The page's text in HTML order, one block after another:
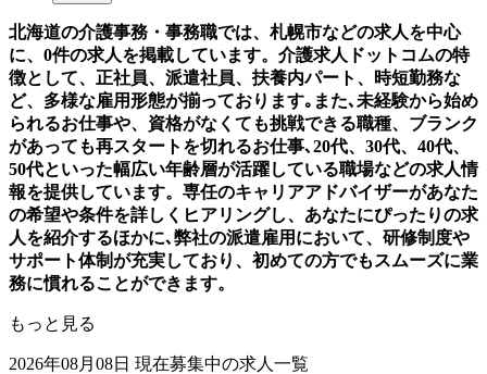
北海道の介護事務・事務職では、札幌市などの求人を中心
に、0件の求人を掲載しています。介護求人ドットコムの特
徴として、正社員、派遣社員、扶養内パート、時短勤務な
ど、多様な雇用形態が揃っております｡また､未経験から始め
られるお仕事や、資格がなくても挑戦できる職種、ブランク
があっても再スタートを切れるお仕事､20代、30代、40代、
50代といった幅広い年齢層が活躍している職場などの求人情
報を提供しています。専任のキャリアアドバイザーがあなた
の希望や条件を詳しくヒアリングし、あなたにぴったりの求
人を紹介するほかに､弊社の派遣雇用において、研修制度や
サポート体制が充実しており、初めての方でもスムーズに業
務に慣れることができます。
もっと見る
2026年08月08日 現在募集中の求人一覧